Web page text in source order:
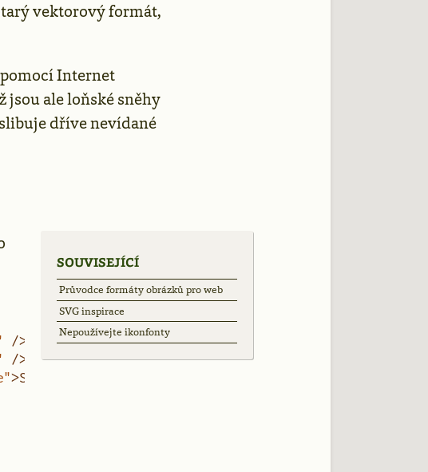
vektorový formát,
Internet
jsou ale loňské sněhy
dříve nevídané
SOUVISEJÍCÍ
Průvodce formáty obrázků pro web
SVG inspirace
Nepoužívejte ikonfonty
/>
/>
>SVG</